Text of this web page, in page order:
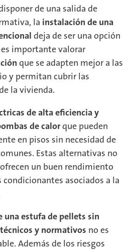
de una salida de
la instalación de una
deja de ser una opción
importante valorar
que se adapten mejor a las
y permitan cubrir las
la vivienda.
de alta eficiencia y
de calorque pueden
en pisos sin necesidad de
Estas alternativas no
un buen rendimiento
asociados a la
una estufa de pellets sin
y normativos no es
Además de los riesgos